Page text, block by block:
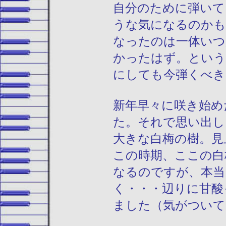
自分のために弾い
うな気になるのか
なったのは一体い
かったはず。とい
にしても今弾くべ
新年早々に咲き始
た。それで思い出
大きな白梅の樹。
この時期、ここの
なるのですが、本
く・・・辺りに甘
ました（気がつい